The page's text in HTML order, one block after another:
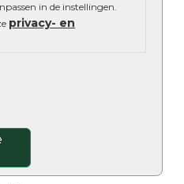
in de instellingen.
privacy- en